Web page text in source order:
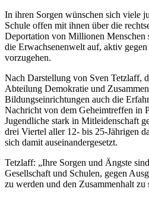
In ihren Sorgen wünschen sich viele
Schule offen mit ihnen über die
Deportation von Millionen Menschen
die Erwachsenenwelt auf, aktiv
vorzugehen.
Nach Darstellung von Sven Tetzlaff,
Abteilung Demokratie und
Bildungseinrichtungen auch die
Nachricht von dem Geheimtreffen in
Jugendliche stark in Mitleidenschaft
drei Viertel aller 12- bis 25-Jährigen
sich damit auseinandergesetzt.
Tetzlaff: „Ihre Sorgen und Ängste
Gesellschaft und Schulen, gegen
zu werden und den Zusammenhalt zu